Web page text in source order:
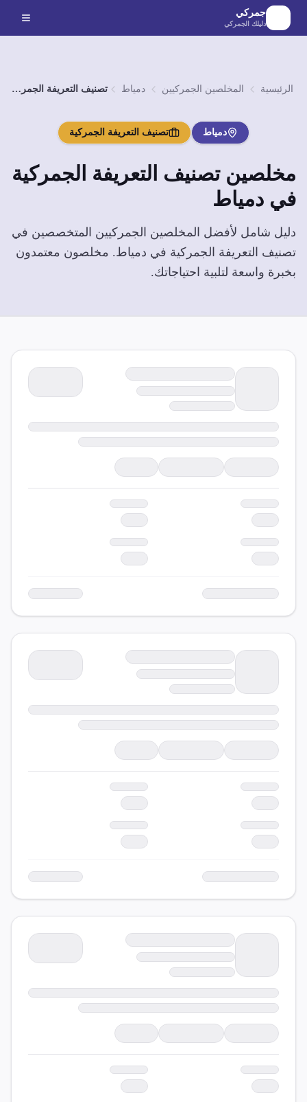
الانتقال إلى المحتوى الرئيسي
جمركي
دليلك الجمركي
الرئيسية المخلصين الجمركيين دمياط تصنيف التعريفة الجمركية
دمياط تصنيف التعريفة الجمركية
مخلصينتصنيف التعريفة الجمركية
في دمياط
دليل شامل لأفضل المخلصين الجمركيين المتخصصين في
تصنيف التعريفة الجمركية في دمياط. مخلصون معتمدون
بخبرة واسعة لتلبية احتياجاتك.